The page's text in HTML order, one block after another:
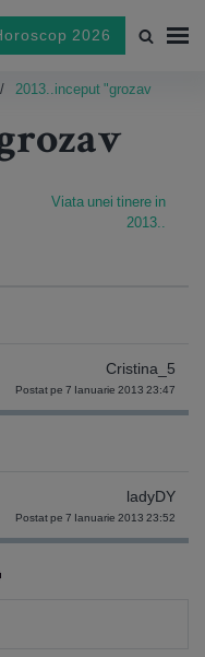
2026
2013..inceput "grozav
Viata unei tinere in
2013..
Cristina_5
Postat pe 7 Ianuarie 2013 23:47
ladyDY
Postat pe 7 Ianuarie 2013 23:52